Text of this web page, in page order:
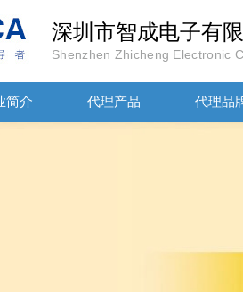
深圳市智成电子有
Shenzhen Zhicheng Electronic
简介 代理产品 代理品